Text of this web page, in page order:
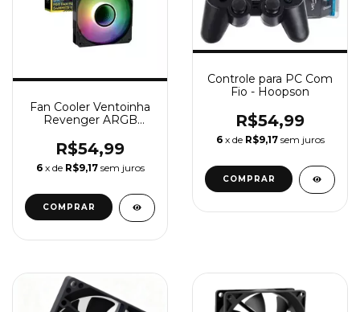
Fan Cooler Ventoinha
Revenger ARGB
R$54,99
6 x de R$9,17 sem juros
Controle para PC Com
Fio - Hoopson
R$54,99
6 x de R$9,17 sem juros